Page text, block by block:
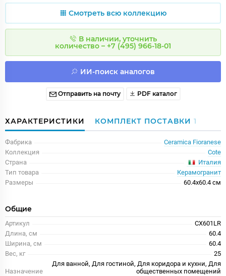
Смотреть всю коллекцию
В наличии, уточнить
количество – +7 (495) 966-18-01
ИИ-поиск аналогов
Отправить на почту PDF каталог
ХАРАКТЕРИСТИКИ КОМПЛЕКТ ПОСТАВКИ 1
Фабрика
Ceramica Fioranese
Коллекция
Cote
Страна
Италия
Тип товара
Керамогранит
Размеры
60.4x60.4 см
Общие
Артикул
CX601LR
Длина, см
60.4
Ширина, см
60.4
Вес, кг
25
Назначение
Для ванной, Для гостиной, Для коридора и кухни, Для
общественных помещений